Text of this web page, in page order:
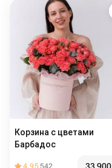
Корзина с цветами
Барбадос
4.95542